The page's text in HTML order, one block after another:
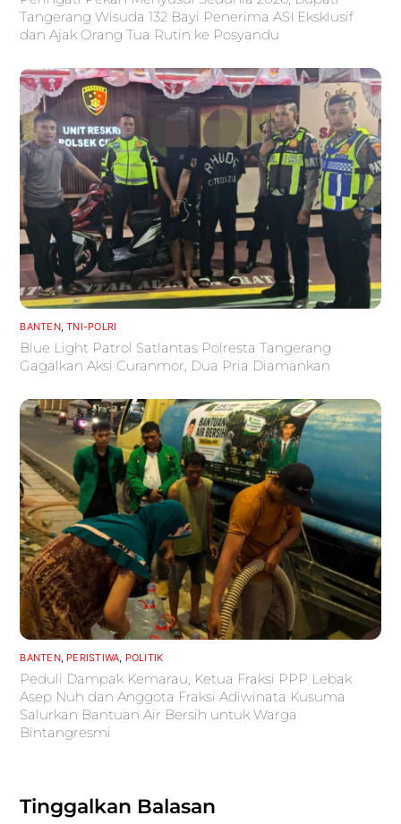
Tangerang Wisuda 132 Bayi Penerima ASI Eksklusif
dan Ajak Orang Tua Rutin ke Posyandu
BANTEN,TNI-POLRI
Blue Light Patrol Satlantas Polresta Tangerang
Gagalkan Aksi Curanmor, Dua Pria Diamankan
BANTEN, PERISTIWA POLITIK
Peduli Dampak Kemarau, Ketua Fraksi PPP Lebak
Asep Nuh dan Anggota Fraksi Adiwinata Kusuma
Salurkan Bantuan Air Bersih untuk Warga
Bintangresmi
Tinggalkan Balasan